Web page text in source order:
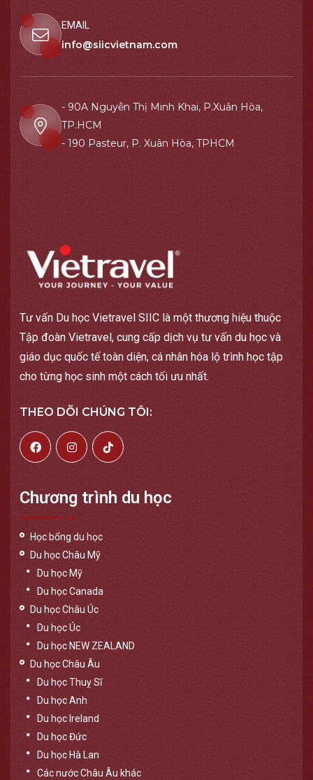
EMAIL
info@siicvietnam.com
- 90A Nguyễn Thị Minh Khai, P.Xuân Hòa,
TP.HCM
- 190 Pasteur, P. Xuân Hòa, TPHCM
Tư vấn Du học Vietravel SIIC là một thương hiệu thuộc
Tập đoàn Vietravel, cung cấp dịch vụ tư vấn du học và
giáo dục quốc tế toàn diện, cá nhân hóa lộ trình học tập
cho từng học sinh một cách tối ưu nhất.
THEO DÕI CHÚNG TÔI:
Chương trình du học
Học bổng du học
Du học Châu Mỹ
Du học Mỹ
Du học Canada
Du học Châu Úc
Du học Úc
Du học NEW ZEALAND
Du học Châu Âu
Du học Thuỵ Sĩ
Du học Anh
Du học Ireland
Du học Đức
Du học Hà Lan
Các nước Châu Âu khác